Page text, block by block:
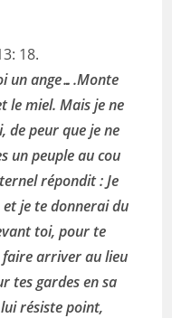
18.
un ange….Monte
le miel. Mais je ne
de peur que je ne
un peuple au cou
répondit : Je
je te donnerai du
toi, pour te
arriver au lieu
tes gardes en sa
résiste point,